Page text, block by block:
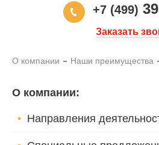
+7 (499)
Заказать
О компании Наши преимущества
О компании:
Направления